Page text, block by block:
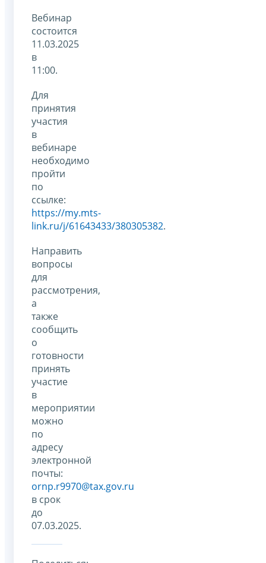
Вебинар
состоится
11.03.2025
в
11:00.
Для
принятия
участия
в
вебинаре
необходимо
пройти
по
ссылке:
https://my.mts-
link.ru/j/61643433/380305382.
Направить
вопросы
для
рассмотрения,
а
также
сообщить
о
готовности
принять
участие
в
мероприятии
можно
по
адресу
электронной
почты:
ornp.r9970@tax.gov.ru
в срок
до
07.03.2025.